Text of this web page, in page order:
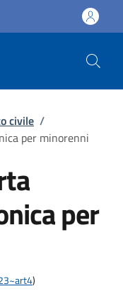
civile /
per minorenni
per
)